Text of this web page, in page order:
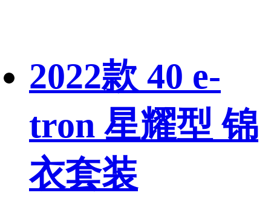
2022款 40 e-
tron 星耀型 锦
衣套装